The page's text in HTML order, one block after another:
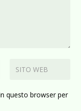
questo browser per